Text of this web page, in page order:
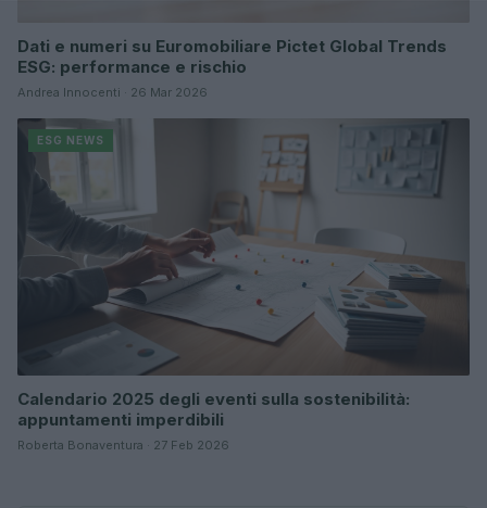
Dati e numeri su Euromobiliare Pictet Global Trends
ESG: performance e rischio
Andrea Innocenti · 26 Mar 2026
ESG NEWS
Calendario 2025 degli eventi sulla sostenibilità:
appuntamenti imperdibili
Roberta Bonaventura · 27 Feb 2026